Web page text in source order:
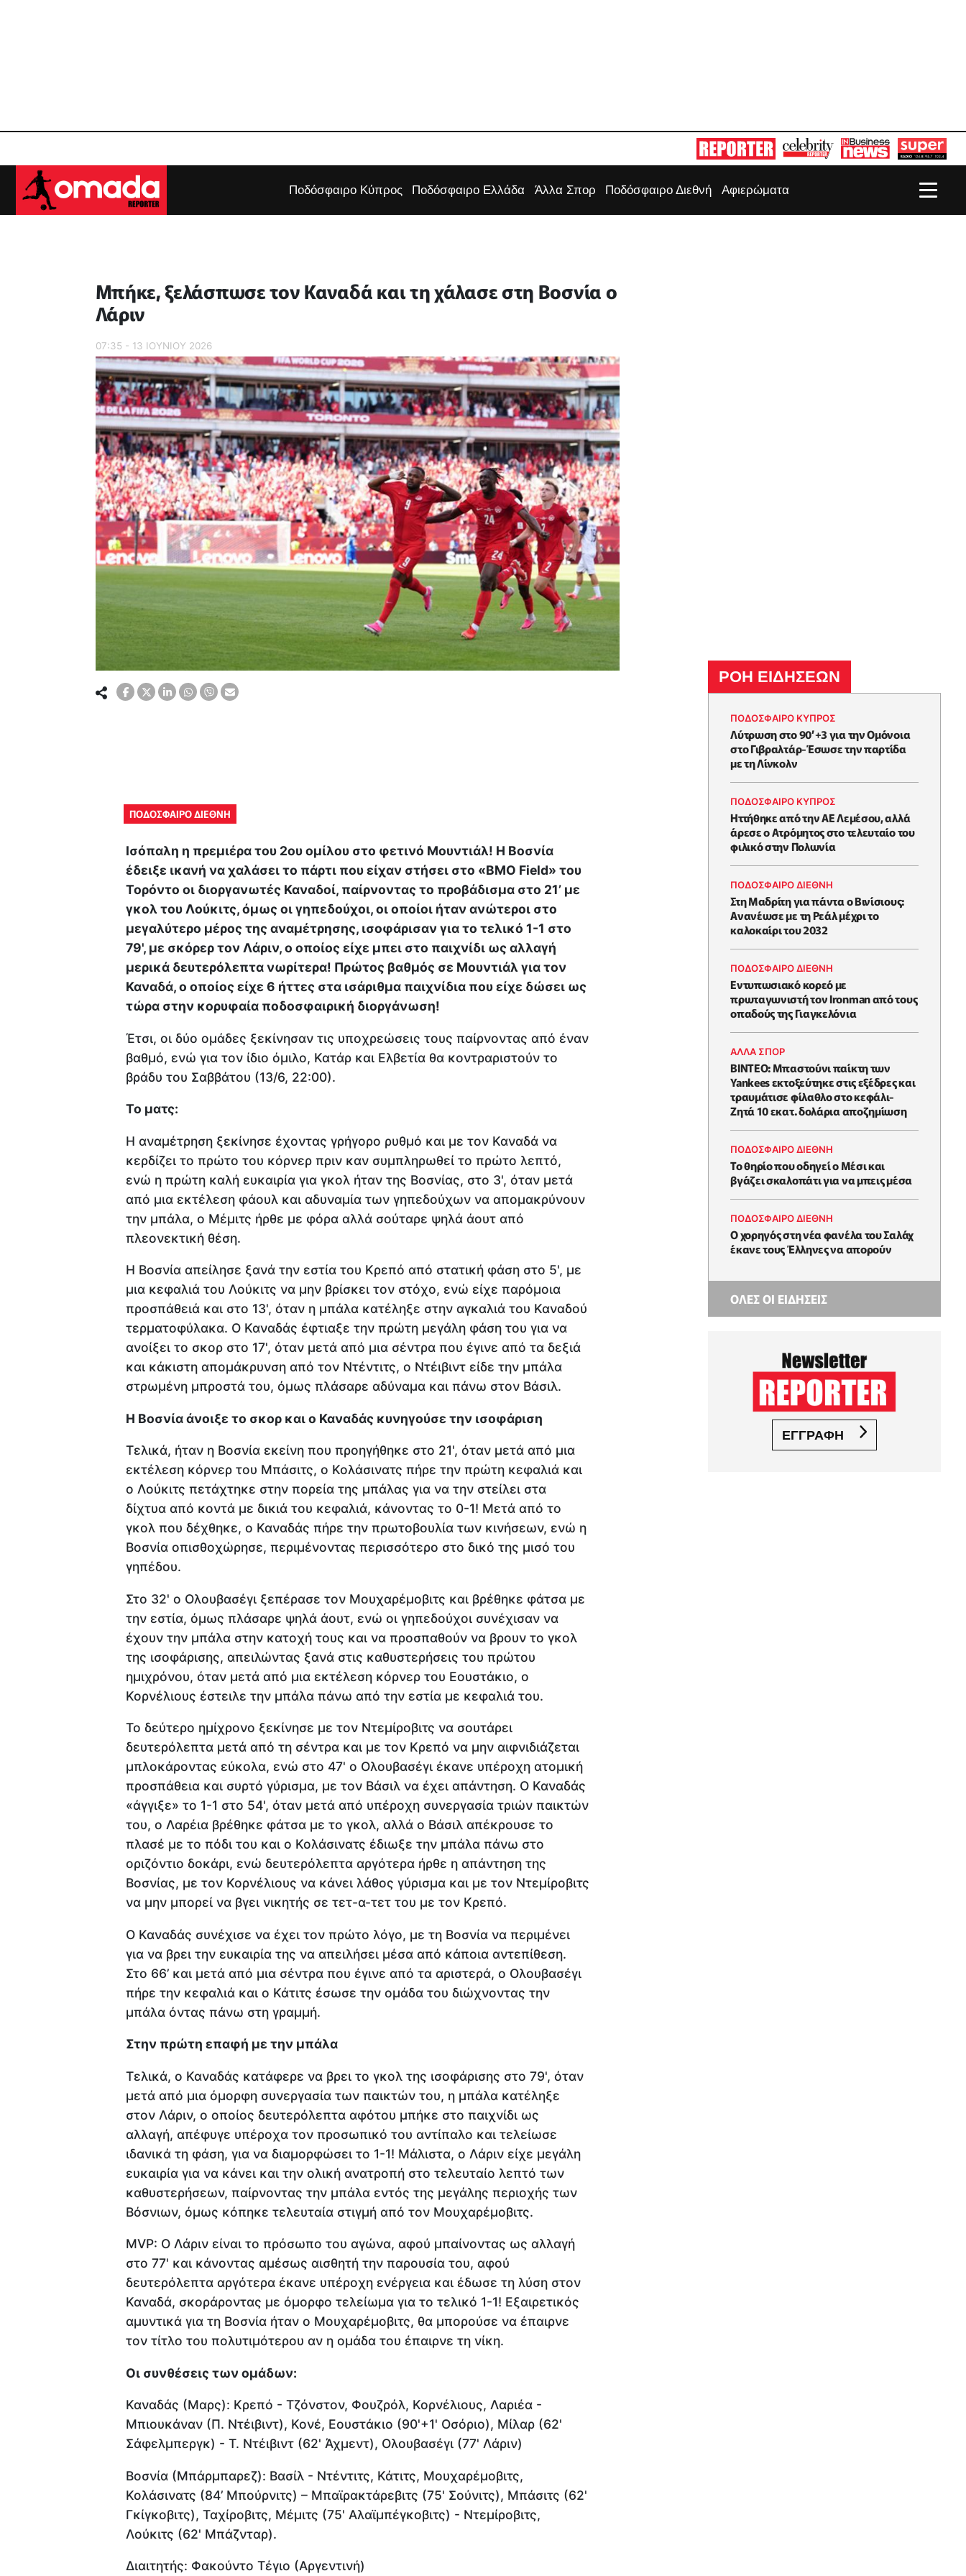
Ποδόσφαιρο Κύπρος Ποδόσφαιρο Ελλάδα Άλλα Σπορ Ποδόσφαιρο Διεθνή Αφιερώματα
Μπήκε, ξελάσπωσε τον Καναδά και τη χάλασε στη Βοσνία ο
Λάριν
07:35 - 13 ΙΟΥΝΙΟΥ 2026
ΠΟΔΟΣΦΑΙΡΟ ΔΙΕΘΝΗ
Ισόπαλη η πρεμιέρα του 2ου ομίλου στο φετινό Μουντιάλ! Η Βοσνία
έδειξε ικανή να χαλάσει το πάρτι που είχαν στήσει στο «BMO Field» του
Τορόντο οι διοργανωτές Καναδοί, παίρνοντας το προβάδισμα στο 21’ με
γκολ του Λούκιτς, όμως οι γηπεδούχοι, οι οποίοι ήταν ανώτεροι στο
μεγαλύτερο μέρος της αναμέτρησης, ισοφάρισαν για το τελικό 1-1 στο
79', με σκόρερ τον Λάριν, ο οποίος είχε μπει στο παιχνίδι ως αλλαγή
μερικά δευτερόλεπτα νωρίτερα! Πρώτος βαθμός σε Μουντιάλ για τον
Καναδά, ο οποίος είχε 6 ήττες στα ισάριθμα παιχνίδια που είχε δώσει ως
τώρα στην κορυφαία ποδοσφαιρική διοργάνωση!
Έτσι, οι δύο ομάδες ξεκίνησαν τις υποχρεώσεις τους παίρνοντας από έναν
βαθμό, ενώ για τον ίδιο όμιλο, Κατάρ και Ελβετία θα κοντραριστούν το
βράδυ του Σαββάτου (13/6, 22:00).
Το ματς:
Η αναμέτρηση ξεκίνησε έχοντας γρήγορο ρυθμό και με τον Καναδά να
κερδίζει το πρώτο του κόρνερ πριν καν συμπληρωθεί το πρώτο λεπτό,
ενώ η πρώτη καλή ευκαιρία για γκολ ήταν της Βοσνίας, στο 3', όταν μετά
από μια εκτέλεση φάουλ και αδυναμία των γηπεδούχων να απομακρύνουν
την μπάλα, ο Μέμιτς ήρθε με φόρα αλλά σούταρε ψηλά άουτ από
πλεονεκτική θέση.
Η Βοσνία απείλησε ξανά την εστία του Κρεπό από στατική φάση στο 5', με
μια κεφαλιά του Λούκιτς να μην βρίσκει τον στόχο, ενώ είχε παρόμοια
προσπάθειά και στο 13', όταν η μπάλα κατέληξε στην αγκαλιά του Καναδού
τερματοφύλακα. Ο Καναδάς έφτιαξε την πρώτη μεγάλη φάση του για να
ανοίξει το σκορ στο 17', όταν μετά από μια σέντρα που έγινε από τα δεξιά
και κάκιστη απομάκρυνση από τον Ντέντιτς, ο Ντέιβιντ είδε την μπάλα
στρωμένη μπροστά του, όμως πλάσαρε αδύναμα και πάνω στον Βάσιλ.
Η Βοσνία άνοιξε το σκορ και ο Καναδάς κυνηγούσε την ισοφάριση
Τελικά, ήταν η Βοσνία εκείνη που προηγήθηκε στο 21', όταν μετά από μια
εκτέλεση κόρνερ του Μπάσιτς, ο Κολάσινατς πήρε την πρώτη κεφαλιά και
ο Λούκιτς πετάχτηκε στην πορεία της μπάλας για να την στείλει στα
δίχτυα από κοντά με δικιά του κεφαλιά, κάνοντας το 0-1! Μετά από το
γκολ που δέχθηκε, ο Καναδάς πήρε την πρωτοβουλία των κινήσεων, ενώ η
Βοσνία οπισθοχώρησε, περιμένοντας περισσότερο στο δικό της μισό του
γηπέδου.
Στο 32' ο Ολουβασέγι ξεπέρασε τον Μουχαρέμοβιτς και βρέθηκε φάτσα με
την εστία, όμως πλάσαρε ψηλά άουτ, ενώ οι γηπεδούχοι συνέχισαν να
έχουν την μπάλα στην κατοχή τους και να προσπαθούν να βρουν το γκολ
της ισοφάρισης, απειλώντας ξανά στις καθυστερήσεις του πρώτου
ημιχρόνου, όταν μετά από μια εκτέλεση κόρνερ του Εουστάκιο, ο
Κορνέλιους έστειλε την μπάλα πάνω από την εστία με κεφαλιά του.
Το δεύτερο ημίχρονο ξεκίνησε με τον Ντεμίροβιτς να σουτάρει
δευτερόλεπτα μετά από τη σέντρα και με τον Κρεπό να μην αιφνιδιάζεται
μπλοκάροντας εύκολα, ενώ στο 47' ο Ολουβασέγι έκανε υπέροχη ατομική
προσπάθεια και συρτό γύρισμα, με τον Βάσιλ να έχει απάντηση. Ο Καναδάς
«άγγιξε» το 1-1 στο 54', όταν μετά από υπέροχη συνεργασία τριών παικτών
του, ο Λαρέια βρέθηκε φάτσα με το γκολ, αλλά ο Βάσιλ απέκρουσε το
πλασέ με το πόδι του και ο Κολάσινατς έδιωξε την μπάλα πάνω στο
οριζόντιο δοκάρι, ενώ δευτερόλεπτα αργότερα ήρθε η απάντηση της
Βοσνίας, με τον Κορνέλιους να κάνει λάθος γύρισμα και με τον Ντεμίροβιτς
να μην μπορεί να βγει νικητής σε τετ-α-τετ του με τον Κρεπό.
Ο Καναδάς συνέχισε να έχει τον πρώτο λόγο, με τη Βοσνία να περιμένει
για να βρει την ευκαιρία της να απειλήσει μέσα από κάποια αντεπίθεση.
Στο 66’ και μετά από μια σέντρα που έγινε από τα αριστερά, ο Ολουβασέγι
πήρε την κεφαλιά και ο Κάτιτς έσωσε την ομάδα του διώχνοντας την
μπάλα όντας πάνω στη γραμμή.
Στην πρώτη επαφή με την μπάλα
Τελικά, ο Καναδάς κατάφερε να βρει το γκολ της ισοφάρισης στο 79', όταν
μετά από μια όμορφη συνεργασία των παικτών του, η μπάλα κατέληξε
στον Λάριν, ο οποίος δευτερόλεπτα αφότου μπήκε στο παιχνίδι ως
αλλαγή, απέφυγε υπέροχα τον προσωπικό του αντίπαλο και τελείωσε
ιδανικά τη φάση, για να διαμορφώσει το 1-1! Μάλιστα, ο Λάριν είχε μεγάλη
ευκαιρία για να κάνει και την ολική ανατροπή στο τελευταίο λεπτό των
καθυστερήσεων, παίρνοντας την μπάλα εντός της μεγάλης περιοχής των
Βόσνιων, όμως κόπηκε τελευταία στιγμή από τον Μουχαρέμοβιτς.
MVP: Ο Λάριν είναι το πρόσωπο του αγώνα, αφού μπαίνοντας ως αλλαγή
στο 77' και κάνοντας αμέσως αισθητή την παρουσία του, αφού
δευτερόλεπτα αργότερα έκανε υπέροχη ενέργεια και έδωσε τη λύση στον
Καναδά, σκοράροντας με όμορφο τελείωμα για το τελικό 1-1! Εξαιρετικός
αμυντικά για τη Βοσνία ήταν ο Μουχαρέμοβιτς, θα μπορούσε να έπαιρνε
τον τίτλο του πολυτιμότερου αν η ομάδα του έπαιρνε τη νίκη.
Οι συνθέσεις των ομάδων:
Καναδάς (Μαρς): Κρεπό - Τζόνστον, Φουζρόλ, Κορνέλιους, Λαριέα -
Μπιουκάναν (Π. Ντέιβιντ), Κονέ, Εουστάκιο (90'+1' Οσόριο), Μίλαρ (62'
Σάφελμπεργκ) - Τ. Ντέιβιντ (62' Άχμεντ), Ολουβασέγι (77' Λάριν)
Βοσνία (Μπάρμπαρεζ): Βασίλ - Ντέντιτς, Κάτιτς, Μουχαρέμοβιτς,
Κολάσινατς (84’ Μπούρνιτς) – Μπαϊρακτάρεβιτς (75' Σούνιτς), Μπάσιτς (62'
Γκίγκοβιτς), Ταχίροβιτς, Μέμιτς (75' Αλαϊμπέγκοβιτς) - Ντεμίροβιτς,
Λούκιτς (62' Μπάζνταρ).
Διαιτητής: Φακούντο Τέγιο (Αργεντινή)
ΡΟΗ ΕΙΔΗΣΕΩΝ
ΠΟΔΟΣΦΑΙΡΟ ΚΥΠΡΟΣ
Λύτρωση στο 90’+3 για την Ομόνοια
στο Γιβραλτάρ-Έσωσε την παρτίδα
με τη Λίνκολν
ΠΟΔΟΣΦΑΙΡΟ ΚΥΠΡΟΣ
Ηττήθηκε από την ΑΕ Λεμέσου, αλλά
άρεσε ο Ατρόμητος στο τελευταίο του
φιλικό στην Πολωνία
ΠΟΔΟΣΦΑΙΡΟ ΔΙΕΘΝΗ
Στη Μαδρίτη για πάντα ο Βινίσιους:
Ανανέωσε με τη Ρεάλ μέχρι το
καλοκαίρι του 2032
ΠΟΔΟΣΦΑΙΡΟ ΔΙΕΘΝΗ
Εντυπωσιακό κορεό με
πρωταγωνιστή τον Ironman από τους
οπαδούς της Γιαγκελόνια
ΑΛΛΑ ΣΠΟΡ
ΒΙΝΤΕΟ: Μπαστούνι παίκτη των
Yankees εκτοξεύτηκε στις εξέδρες και
τραυμάτισε φίλαθλο στο κεφάλι-
Ζητά 10 εκατ. δολάρια αποζημίωση
ΠΟΔΟΣΦΑΙΡΟ ΔΙΕΘΝΗ
Το θηρίο που οδηγεί ο Μέσι και
βγάζει σκαλοπάτι για να μπεις μέσα
ΠΟΔΟΣΦΑΙΡΟ ΔΙΕΘΝΗ
Ο χορηγός στη νέα φανέλα του Σαλάχ
έκανε τους Έλληνες να απορούν
ΟΛΕΣ ΟΙ ΕΙΔΗΣΕΙΣ
ΕΓΓΡΑΦΗ